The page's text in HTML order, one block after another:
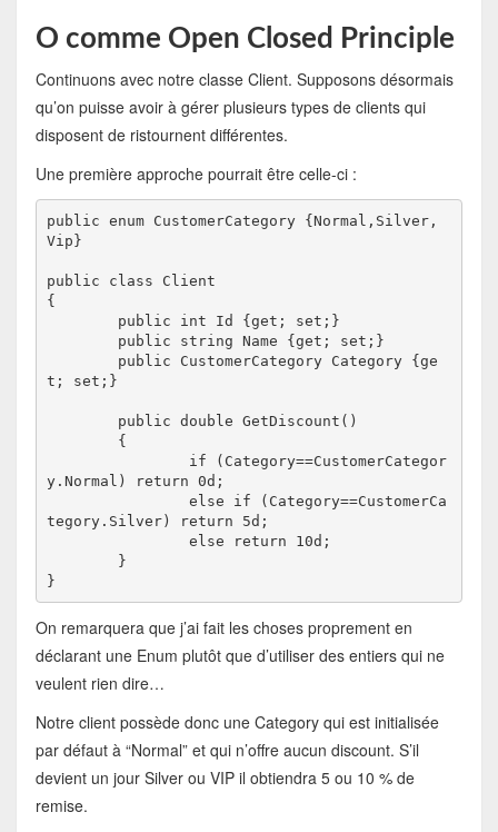
O comme Open Closed Principle
Continuons avec notre classe Client. Supposons désormais
qu’on puisse avoir à gérer plusieurs types de clients qui
disposent de ristournent différentes.
Une première approche pourrait être celle-ci :
public enum CustomerCategory {Normal,Silver,
Vip}
public class Client
{
t; set;}
y.Normal) return 0d;
		else if (Category==CustomerCa
tegory.Silver) return 5d;
		else return 10d;
}
On remarquera que j’ai fait les choses proprement en
déclarant une Enum plutôt que d’utiliser des entiers qui ne
veulent rien dire…
Notre client possède donc une Category qui est initialisée
par défaut à “Normal” et qui n’offre aucun discount. S’il
devient un jour Silver ou VIP il obtiendra 5 ou 10 % de
remise.